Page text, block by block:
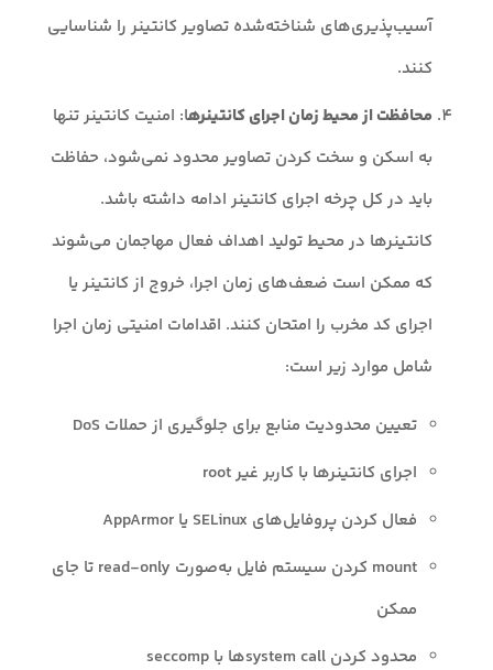
آسیب‌پذیری‌های شناخته‌شده تصاویر کانتینر را شناسایی
کنند.
محافظت از محیط زمان اجرای کانتینرها: امنیت کانتینر تنها
به اسکن و سخت کردن تصاویر محدود نمی‌شود، حفاظت
باید در کل چرخه اجرای کانتینر ادامه داشته باشد.
کانتینرها در محیط تولید اهداف فعال مهاجمان می‌شوند
که ممکن است ضعف‌های زمان اجرا، خروج از کانتینر یا
اجرای کد مخرب را امتحان کنند. اقدامات امنیتی زمان اجرا
شامل موارد زیر است:
تعیین محدودیت منابع برای جلوگیری از حملات DoS
اجرای کانتینرها با کاربر غیر root
فعال کردن پروفایل‌های SELinux یا AppArmor
mount کردن سیستم فایل به‌صورت read-only تا جای
ممکن
محدود کردن system callها با seccomp